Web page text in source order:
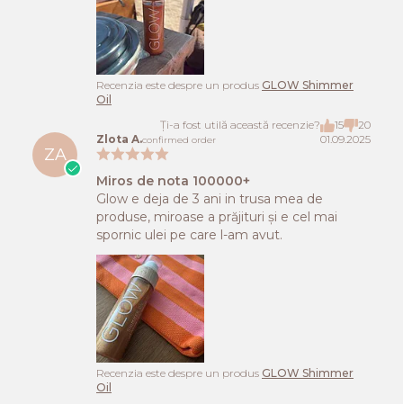
Recenzia este despre un produs GLOW Shimmer
Oil
Ți-a fost utilă această recenzie?
15 20
ZA
Zlota A.confirmed order 01.09.2025
Miros de nota 100000+
Glow e deja de 3 ani in trusa mea de
produse, miroase a prăjituri și e cel mai
spornic ulei pe care l-am avut.
Recenzia este despre un produs GLOW Shimmer
Oil